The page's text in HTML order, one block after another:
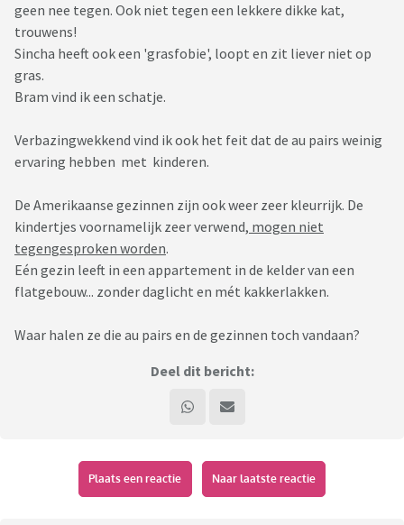
geen nee tegen. Ook niet tegen een lekkere dikke kat,
trouwens!
Sincha heeft ook een 'grasfobie', loopt en zit liever niet op
gras.
Bram vind ik een schatje.
Verbazingwekkend vind ik ook het feit dat de au pairs weinig
ervaring hebben met kinderen.
De Amerikaanse gezinnen zijn ook weer zeer kleurrijk. De
kindertjes voornamelijk zeer verwend, mogen niet
tegengesproken worden.
Eén gezin leeft in een appartement in de kelder van een
flatgebouw... zonder daglicht en mét kakkerlakken.
Waar halen ze die au pairs en de gezinnen toch vandaan?
Deel dit bericht:
Plaats een reactie Naar laatste reactie